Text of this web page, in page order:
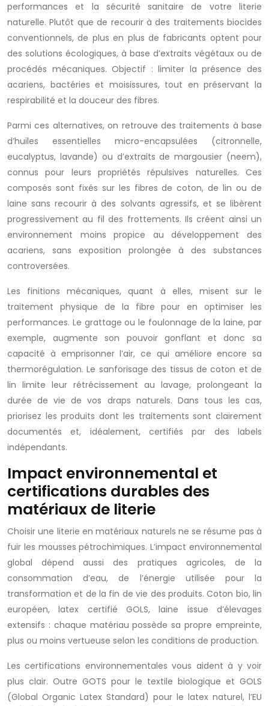
performances et la sécurité sanitaire de votre literie
naturelle. Plutôt que de recourir à des traitements biocides
conventionnels, de plus en plus de fabricants optent pour
des solutions écologiques, à base d’extraits végétaux ou de
procédés mécaniques. Objectif : limiter la présence des
acariens, bactéries et moisissures, tout en préservant la
respirabilité et la douceur des fibres.
Parmi ces alternatives, on retrouve des traitements à base
d’huiles essentielles micro-encapsulées (citronnelle,
eucalyptus, lavande) ou d’extraits de margousier (neem),
connus pour leurs propriétés répulsives naturelles. Ces
composés sont fixés sur les fibres de coton, de lin ou de
laine sans recourir à des solvants agressifs, et se libèrent
progressivement au fil des frottements. Ils créent ainsi un
environnement moins propice au développement des
acariens, sans exposition prolongée à des substances
controversées.
Les finitions mécaniques, quant à elles, misent sur le
traitement physique de la fibre pour en optimiser les
performances. Le grattage ou le foulonnage de la laine, par
exemple, augmente son pouvoir gonflant et donc sa
capacité à emprisonner l’air, ce qui améliore encore sa
thermorégulation. Le sanforisage des tissus de coton et de
lin limite leur rétrécissement au lavage, prolongeant la
durée de vie de vos draps naturels. Dans tous les cas,
priorisez les produits dont les traitements sont clairement
documentés et, idéalement, certifiés par des labels
indépendants.
Impact environnemental et
certifications durables des
matériaux de literie
Choisir une literie en matériaux naturels ne se résume pas à
fuir les mousses pétrochimiques. L’impact environnemental
global dépend aussi des pratiques agricoles, de la
consommation d’eau, de l’énergie utilisée pour la
transformation et de la fin de vie des produits. Coton bio, lin
européen, latex certifié GOLS, laine issue d’élevages
extensifs : chaque matériau possède sa propre empreinte,
plus ou moins vertueuse selon les conditions de production.
Les certifications environnementales vous aident à y voir
plus clair. Outre GOTS pour le textile biologique et GOLS
(Global Organic Latex Standard) pour le latex naturel, l’EU